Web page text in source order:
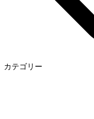
カテゴリー